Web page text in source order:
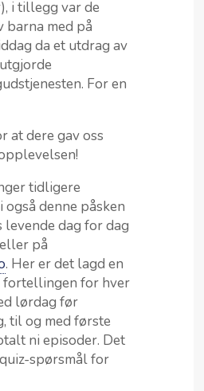
i tillegg var de
barna med på
da et utdrag av
For en
at dere gav oss
tidligere
denne påsken
dag for dag
på
. Her er det lagd en
fortellingen for hver
lørdag før
til og med første
ni episoder. Det
spørsmål for